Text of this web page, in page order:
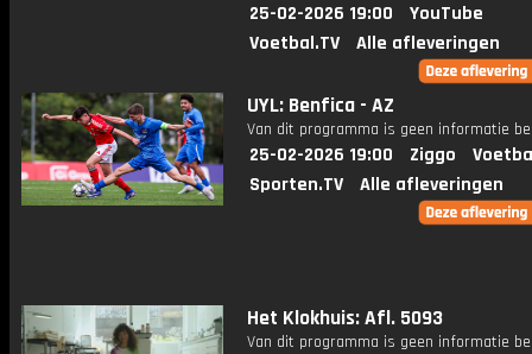
25-02-2026 19:00
YouTube
Voetbal.TV
Alle afleveringen
UYL: Benfica - AZ
Van dit programma is geen informatie
25-02-2026 19:00 Ziggo
Sporten.TV
Alle afleveringen
Het Klokhuis: Afl. 5093
Van dit programma is geen informatie